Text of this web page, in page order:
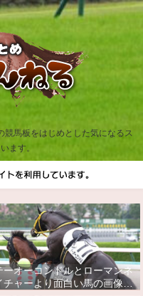
競馬板をはじめとした気になるス
ます。
ーオーコンドルとローマンネ
チャーより面白い馬の画像っ